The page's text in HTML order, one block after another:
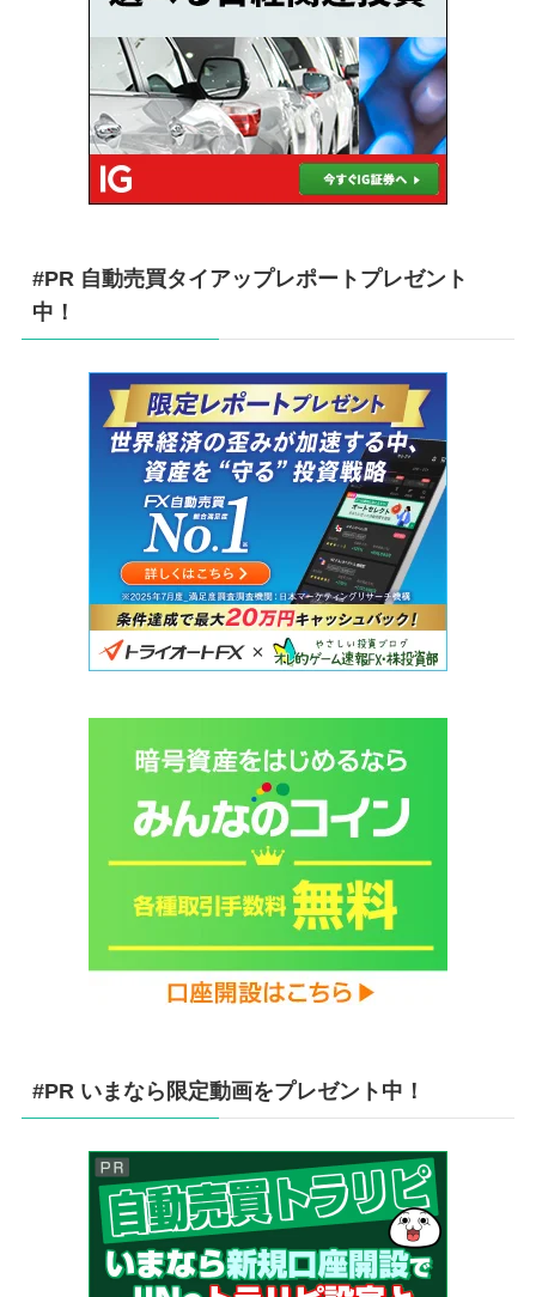
#PR 自動売買タイアップレポートプレゼント
中！
#PR いまなら限定動画をプレゼント中！